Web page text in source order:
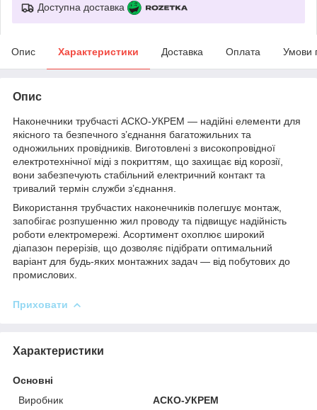
Доступна доставка
Опис Характеристики Доставка Оплата Умови
Опис
Наконечники трубчасті АСКО-УКРЕМ — надійні елементи для
якісного та безпечного з’єднання багатожильних та
одножильних провідників. Виготовлені з високопровідної
електротехнічної міді з покриттям, що захищає від корозії,
вони забезпечують стабільний електричний контакт та
тривалий термін служби з’єднання.
Використання трубчастих наконечників полегшує монтаж,
запобігає розпушенню жил проводу та підвищує надійність
роботи електромережі. Асортимент охоплює широкий
діапазон перерізів, що дозволяє підібрати оптимальний
варіант для будь-яких монтажних задач — від побутових до
промислових.
Приховати
Характеристики
Основні
Виробник
АСКО-УКРЕМ